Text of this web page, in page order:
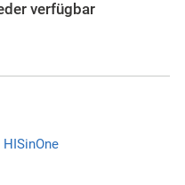
verfügbar